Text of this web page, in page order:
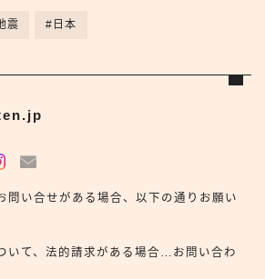
震 #日本
い合せがある場合、以下の通りお願い
いて、法的請求がある場合…お問い合わ